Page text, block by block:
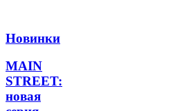
Новинки
MAIN
STREET:
новая